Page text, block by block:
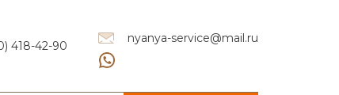
418-42-90
nyanya-service@mail.ru